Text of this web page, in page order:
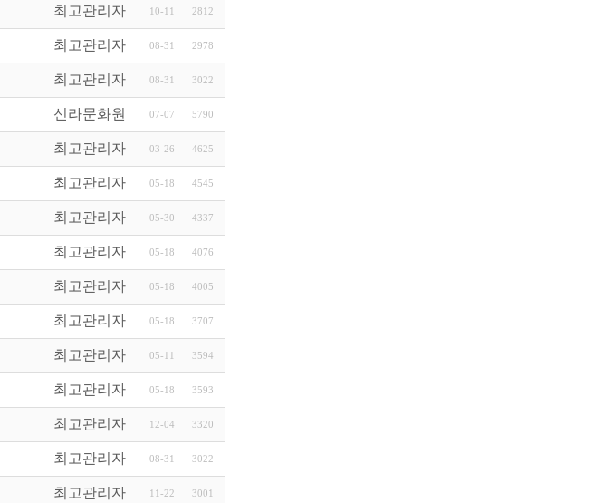
최고관리자 10-11 2812
최고관리자 08-31 2978
최고관리자 08-31 3022
신라문화원 07-07 5790
최고관리자 03-26 4625
최고관리자 05-18 4545
최고관리자 05-30 4337
최고관리자 05-18 4076
최고관리자 05-18 4005
최고관리자 05-18 3707
최고관리자 05-11 3594
최고관리자 05-18 3593
최고관리자 12-04 3320
최고관리자 08-31 3022
최고관리자 11-22 3001